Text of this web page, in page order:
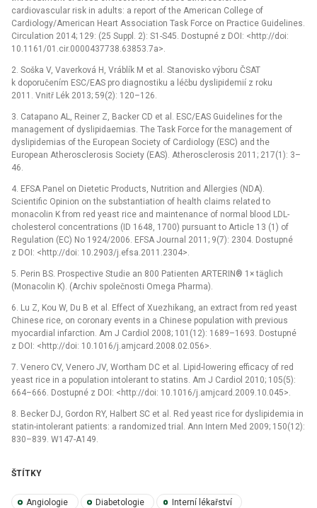
cardiovascular risk in adults: a report of the American College of
Cardiology/American Heart Association Task Force on Practice Guidelines.
Circulation 2014; 129: (25 Suppl. 2): S1-S45. Dostupné z DOI: <http://doi:
10.1161/01.cir.0000437738.63853.7a>.
2. Soška V, Vaverková H, Vráblík M et al. Stanovisko výboru ČSAT
k doporučením ESC/EAS pro diagnostiku a léčbu dyslipidemií z roku
2011. Vnitř Lék 2013; 59(2): 120–126.
3. Catapano AL, Reiner Z, Backer CD et al. ESC/EAS Guidelines for the
management of dyslipidaemias. The Task Force for the management of
dyslipidemias of the European Society of Cardiology (ESC) and the
European Atherosclerosis Society (EAS). Atherosclerosis 2011; 217(1): 3–
46.
4. EFSA Panel on Dietetic Products, Nutrition and Allergies (NDA).
Scientific Opinion on the substantiation of health claims related to
monacolin K from red yeast rice and maintenance of normal blood LDL-
cholesterol concentrations (ID 1648, 1700) pursuant to Article 13 (1) of
Regulation (EC) No 1924/2006. EFSA Journal 2011; 9(7): 2304. Dostupné
z DOI: <http://doi: 10.2903/j.efsa.2011.2304>.
5. Perin BS. Prospective Studie an 800 Patienten ARTERIN® 1× täglich
(Monacolin K). (Archiv společnosti Omega Pharma).
6. Lu Z, Kou W, Du B et al. Effect of Xuezhikang, an extract from red yeast
Chinese rice, on coronary events in a Chinese population with previous
myocardial infarction. Am J Cardiol 2008; 101(12): 1689–1693. Dostupné
z DOI: <http://doi: 10.1016/j.amjcard.2008.02.056>.
7. Venero CV, Venero JV, Wortham DC et al. Lipid-lowering efficacy of red
yeast rice in a population intolerant to statins. Am J Cardiol 2010; 105(5):
664–666. Dostupné z DOI: <http://doi: 10.1016/j.amjcard.2009.10.045>.
8. Becker DJ, Gordon RY, Halbert SC et al. Red yeast rice for dyslipidemia in
statin-intolerant patients: a randomized trial. Ann Intern Med 2009; 150(12):
830–839. W147-A149.
ŠTÍTKY
Angiologie Diabetologie Interní lékařství